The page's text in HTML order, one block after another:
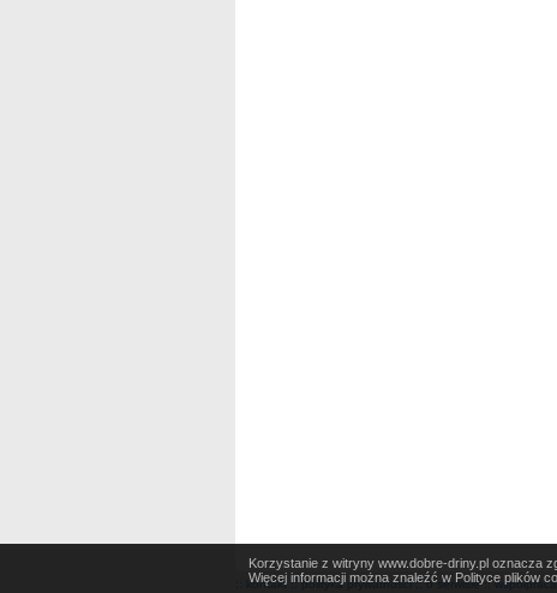
Korzystanie z witryny www.dobre-driny.pl oznacza
Więcej informacji można znaleźć w Polityce plików
kontakt ::polityka prywatności::o serwisie::współpraca